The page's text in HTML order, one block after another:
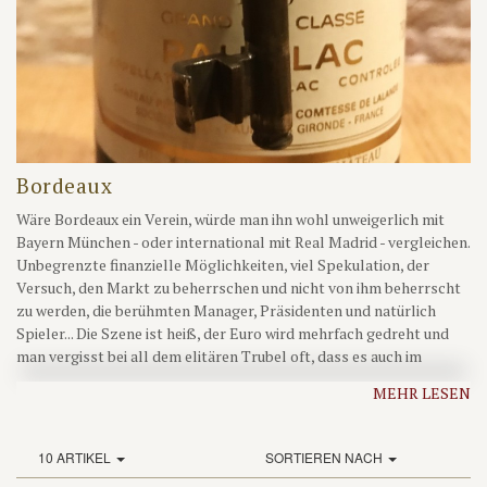
Bordeaux
Wäre Bordeaux ein Verein, würde man ihn wohl unweigerlich mit
Bayern München - oder international mit Real Madrid - vergleichen.
Unbegrenzte finanzielle Möglichkeiten, viel Spekulation, der
Versuch, den Markt zu beherrschen und nicht von ihm beherrscht
zu werden, die berühmten Manager, Präsidenten und natürlich
Spieler... Die Szene ist heiß, der Euro wird mehrfach gedreht und
man vergisst bei all dem elitären Trubel oft, dass es auch im
die es zu entdecken gilt. Besucher dieses Internetauftrittes kennen
MEHR LESEN
10 ARTIKEL SORTIEREN NACH